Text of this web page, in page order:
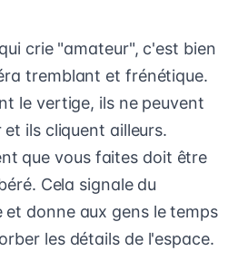
crie "amateur", c'est bien
tremblant et frénétique.
le vertige, ils ne peuvent
ils cliquent ailleurs.
que vous faites doit être
Cela signale du
et donne aux gens le temps
les détails de l'espace.